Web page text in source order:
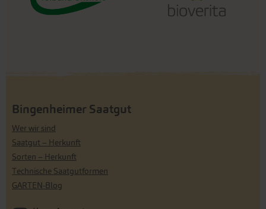
Bingenheimer Saatgut
Wer wir sind
Saatgut – Herkunft
Sorten – Herkunft
Technische Saatgutformen
GARTEN-Blog